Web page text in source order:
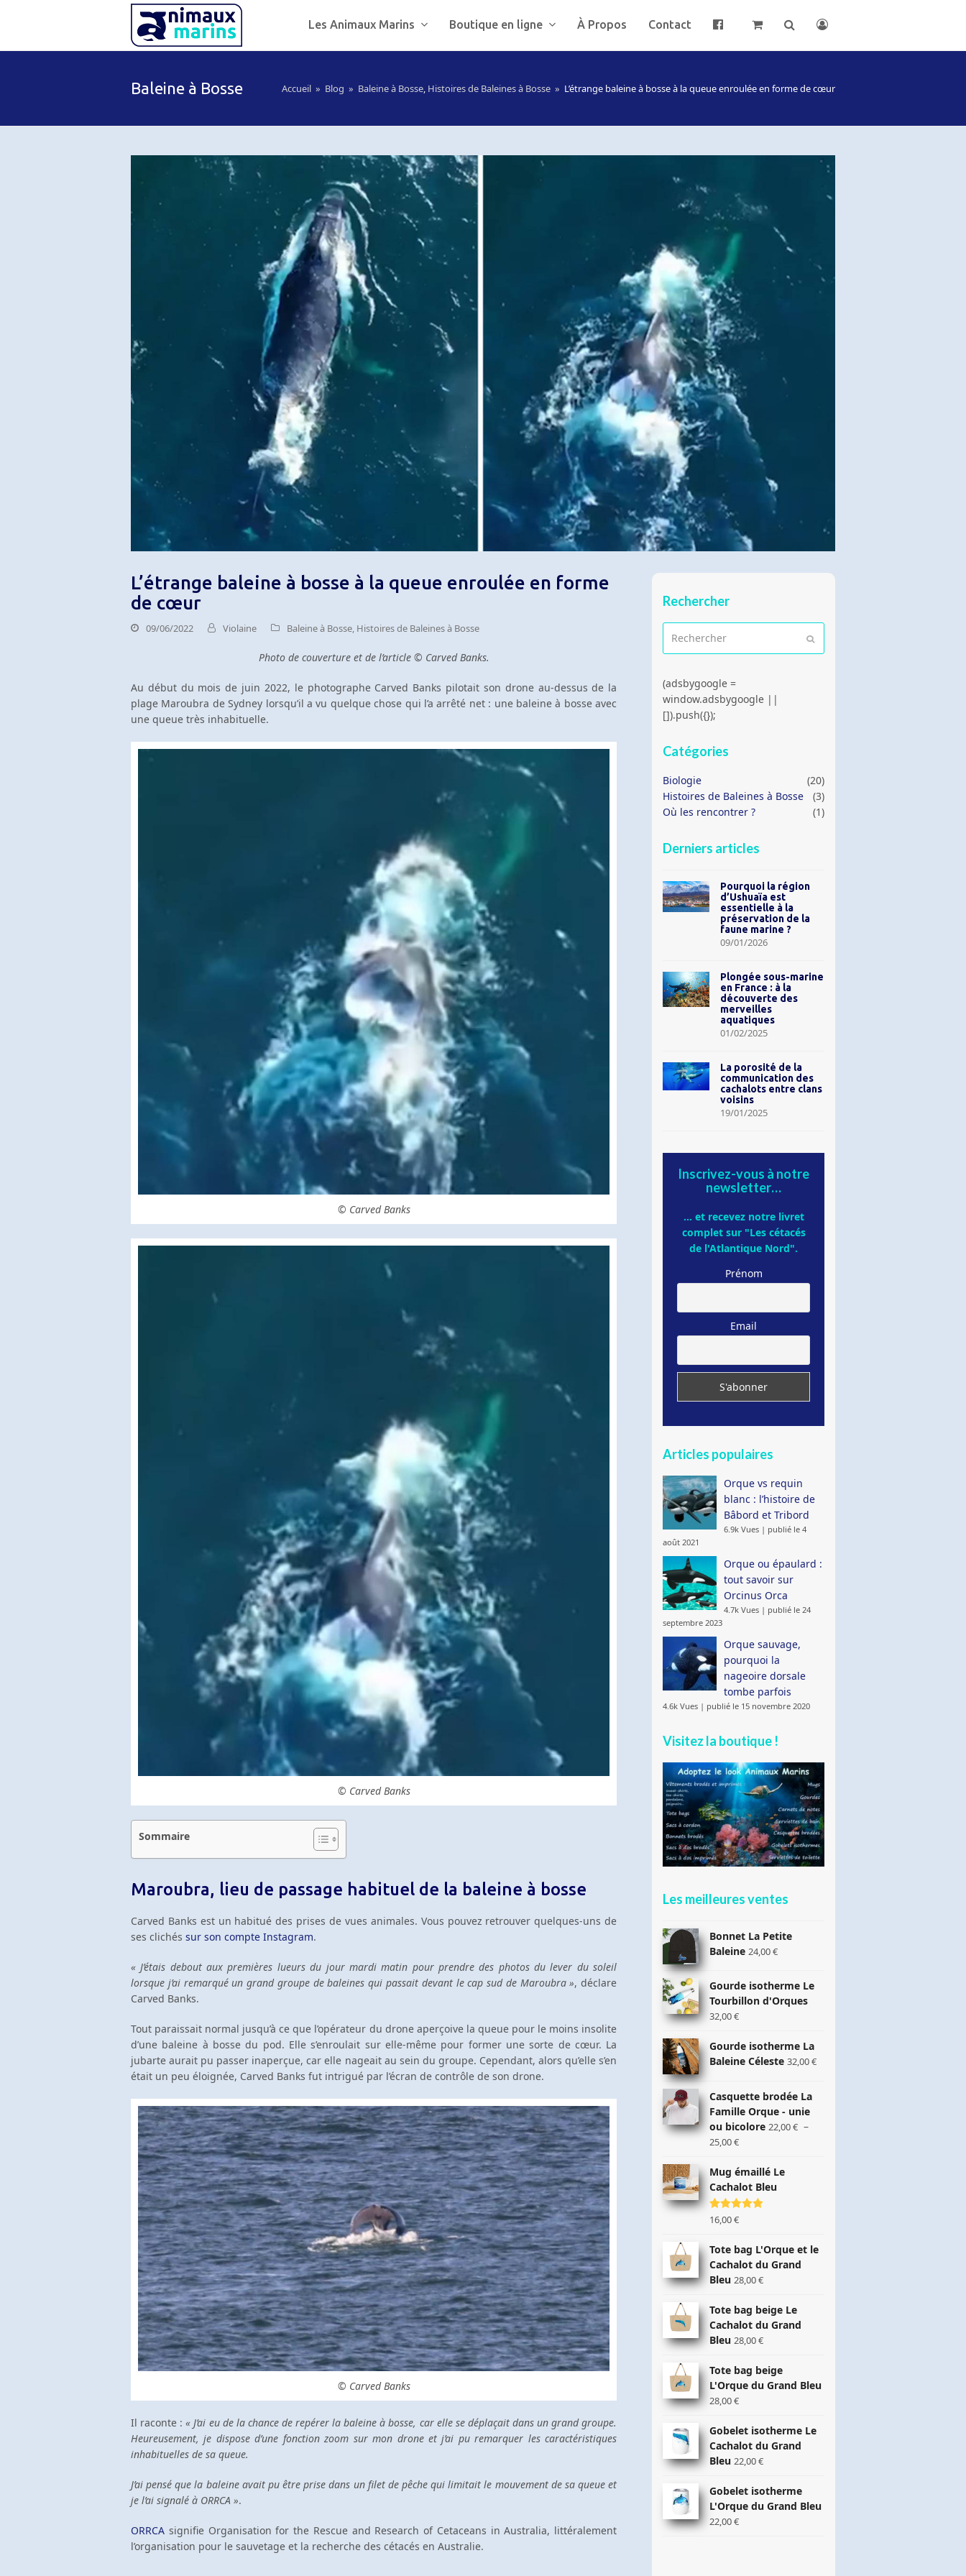
Les Animaux Marins Boutique en ligne À Propos Contact
Baleine à Bosse Accueil » Blog » Baleine à Bosse, Histoires de Baleines à Bosse » L’étrange baleine à bosse à la queue enroulée en forme de cœur
L’étrange baleine à bosse à la queue enroulée en forme
de cœur
09/06/2022 Violaine Baleine à Bosse, Histoires de Baleines à Bosse
Photo de couverture et de l’article © Carved Banks.
Au début du mois de juin 2022, le photographe Carved Banks pilotait son drone au-dessus de la
plage Maroubra de Sydney lorsqu’il a vu quelque chose qui l’a arrêté net : une baleine à bosse avec
une queue très inhabituelle.
© Carved Banks
© Carved Banks
Sommaire
Maroubra, lieu de passage habituel de la baleine à bosse
Carved Banks est un habitué des prises de vues animales. Vous pouvez retrouver quelques-uns de
ses clichés sur son compte Instagram.
« J’étais debout aux premières lueurs du jour mardi matin pour prendre des photos du lever du soleil
lorsque j’ai remarqué un grand groupe de baleines qui passait devant le cap sud de Maroubra », déclare
Carved Banks.
Tout paraissait normal jusqu’à ce que l’opérateur du drone aperçoive la queue pour le moins insolite
d’une baleine à bosse du pod. Elle s’enroulait sur elle-même pour former une sorte de cœur. La
jubarte aurait pu passer inaperçue, car elle nageait au sein du groupe. Cependant, alors qu’elle s’en
était un peu éloignée, Carved Banks fut intrigué par l’écran de contrôle de son drone.
© Carved Banks
Il raconte :« J’ai eu de la chance de repérer la baleine à bosse, car elle se déplaçait dans un grand groupe.
Heureusement, je dispose d’une fonction zoom sur mon drone et j’ai pu remarquer les caractéristiques
inhabituelles de sa queue.
J’ai pensé que la baleine avait pu être prise dans un filet de pêche qui limitait le mouvement de sa queue et
je l’ai signalé à ORRCA ».
ORRCA signifie Organisation for the Rescue and Research of Cetaceans in Australia, littéralement
l’organisation pour le sauvetage et la recherche des cétacés en Australie.
Rechercher
(adsbygoogle =
window.adsbygoogle ||
[]).push({});
Catégories
Biologie
(20)
Histoires de Baleines à Bosse
(3)
Où les rencontrer ?
(1)
Derniers articles
Pourquoi la région
d’Ushuaïa est
essentielle à la
préservation de la
faune marine ?
09/01/2026
Plongée sous-marine
en France : à la
découverte des
merveilles
aquatiques
01/02/2025
La porosité de la
communication des
cachalots entre clans
voisins
19/01/2025
Inscrivez-vous à notre
newsletter…
... et recevez notre livret
complet sur "Les cétacés
de l'Atlantique Nord".
Prénom
Email
Articles populaires
Orque vs requin
blanc : l’histoire de
Bâbord et Tribord
6.9k Vues | publié le 4
août 2021
Orque ou épaulard :
tout savoir sur
Orcinus Orca
4.7k Vues | publié le 24
septembre 2023
Orque sauvage,
pourquoi la
nageoire dorsale
tombe parfois
4.6k Vues | publié le 15 novembre 2020
Visitez la boutique !
Les meilleures ventes
Bonnet La Petite
Baleine 24,00€
Gourde isotherme Le
Tourbillon d'Orques
32,00€
Gourde isotherme La
Baleine Céleste 32,00€
Casquette brodée La
Famille Orque - unie
ou bicolore 22,00€ –
25,00€Plage
prix :
22,00 €
à
25,00 €
Mug émaillé Le
Cachalot Bleu
Note 5.00
16,00€
Tote bag L'Orque et le
Cachalot du Grand
Bleu 28,00€
Tote bag beige Le
Cachalot du Grand
Bleu 28,00€
Tote bag beige
L'Orque du Grand Bleu
28,00€
Gobelet isotherme Le
Cachalot du Grand
Bleu 22,00€
Gobelet isotherme
L'Orque du Grand Bleu
22,00€